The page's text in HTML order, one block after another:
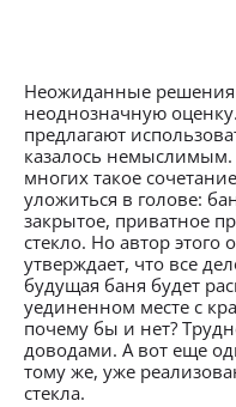
Неожиданные
неоднозначную
предлагают
казалось немыслимым.
многих такое
уложиться в голове:
закрытое, приватное
стекло. Но автор этого
утверждает, что все
будущая баня будет
уединенном месте с
почему бы и нет?
доводами. А вот еще
тому же, уже
стекла.